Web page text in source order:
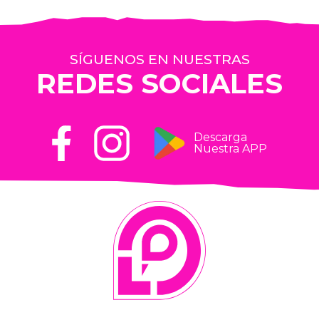
SÍGUENOS EN NUESTRAS
REDES SOCIALES
Descarga
Nuestra APP